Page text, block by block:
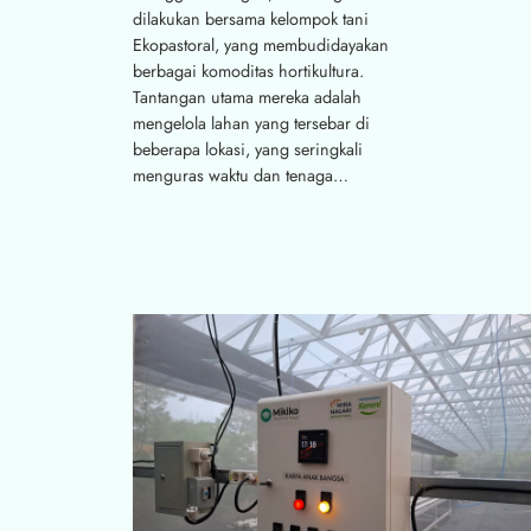
dilakukan bersama kelompok tani
Ekopastoral, yang membudidayakan
berbagai komoditas hortikultura.
Tantangan utama mereka adalah
mengelola lahan yang tersebar di
beberapa lokasi, yang seringkali
menguras waktu dan tenaga…